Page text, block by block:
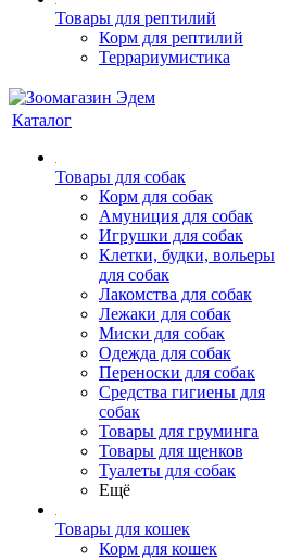
Товары для рептилий
Корм для рептилий
Террариумистика
Каталог
Товары для собак
Корм для собак
Амуниция для собак
Игрушки для собак
Клетки, будки, вольеры
для собак
Лакомства для собак
Лежаки для собак
Миски для собак
Одежда для собак
Переноски для собак
Средства гигиены для
собак
Товары для груминга
Товары для щенков
Туалеты для собак
Ещё
Товары для кошек
Корм для кошек